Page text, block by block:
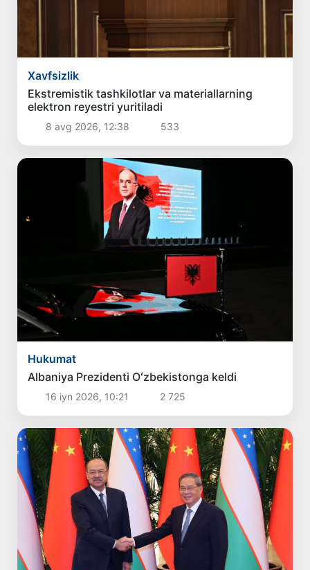
Xavfsizlik
Ekstremistik tashkilotlar va materiallarning
elektron reyestri yuritiladi
8 avg 2026, 12:38 533
Hukumat
Albaniya Prezidenti Oʻzbekistonga keldi
16 iyn 2026, 10:21 2 725